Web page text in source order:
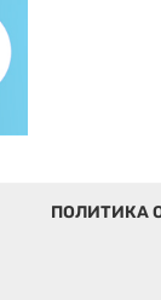
ПОЛИТИКА